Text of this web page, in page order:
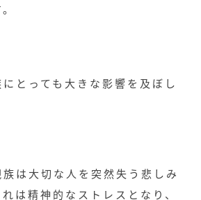
とっても大きな影響を及ぼし
は大切な人を突然失う悲しみ
は精神的なストレスとなり、